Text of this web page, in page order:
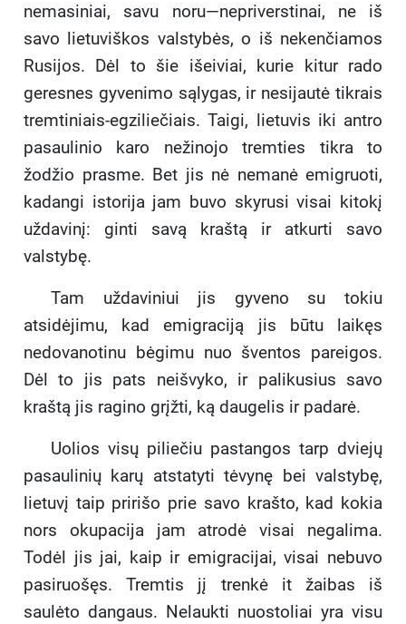
nemasiniai, savu noru—nepriverstinai, ne iš
savo lietuviškos valstybės, o iš nekenčiamos
Rusijos. Dėl to šie išeiviai, kurie kitur rado
geresnes gyvenimo sąlygas, ir nesijautė tikrais
tremtiniais-egziliečiais. Taigi, lietuvis iki antro
pasaulinio karo nežinojo tremties tikra to
žodžio prasme. Bet jis nė nemanė emigruoti,
kadangi istorija jam buvo skyrusi visai kitokį
uždavinį: ginti savą kraštą ir atkurti savo
valstybę.
Tam uždaviniui jis gyveno su tokiu
atsidėjimu, kad emigraciją jis būtu laikęs
nedovanotinu bėgimu nuo šventos pareigos.
Dėl to jis pats neišvyko, ir palikusius savo
kraštą jis ragino grįžti, ką daugelis ir padarė.
Uolios visų piliečiu pastangos tarp dviejų
pasaulinių karų atstatyti tėvynę bei valstybę,
lietuvį taip pririšo prie savo krašto, kad kokia
nors okupacija jam atrodė visai negalima.
Todėl jis jai, kaip ir emigracijai, visai nebuvo
pasiruošęs. Tremtis jį trenkė it žaibas iš
saulėto dangaus. Nelaukti nuostoliai yra visu